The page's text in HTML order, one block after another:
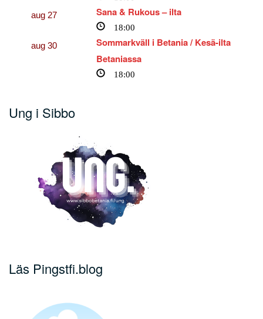
aug 27 Sana & Rukous – ilta
18:00
aug 30
Sommarkväll i Betania / Kesä-ilta
Betaniassa
18:00
Ung i Sibbo
Läs Pingstfi.blog